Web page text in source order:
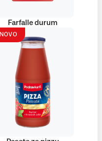
Farfalle durum
NOVO